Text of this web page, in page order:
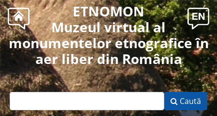
ETNOMON
Muzeul virtual al
monumentelor etnografice în
aer liber din România
Caută